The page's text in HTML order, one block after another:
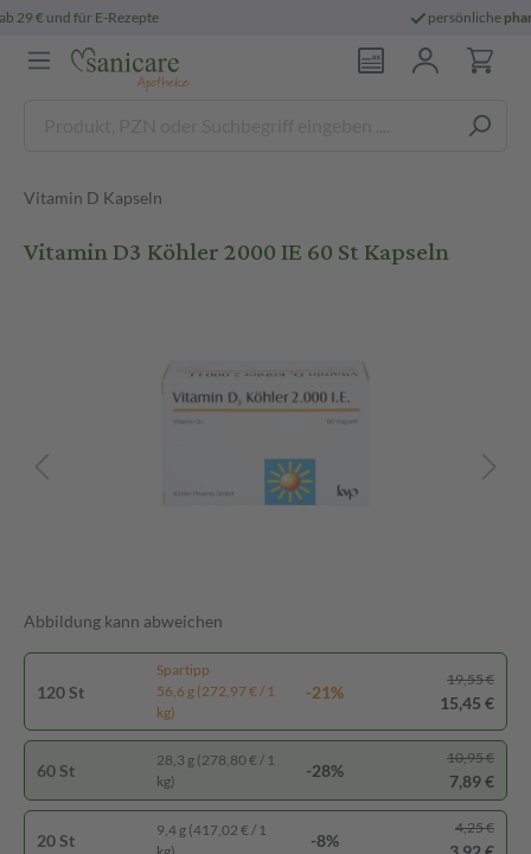
pharmazeutische Beratung
Vitamin D Kapseln
Vitamin D3 Köhler 2000 IE 60 St Kapseln
Abbildung kann abweichen
120 St
Spartipp
56,6 g (272,97 € / 1
kg)
-21%
19,55 €
15,45 €
60 St
28,3 g (278,80 € / 1
kg)
-28%
10,95 €
7,89 €
20 St
9,4 g (417,02 € / 1
kg)
-8%
4,25 €